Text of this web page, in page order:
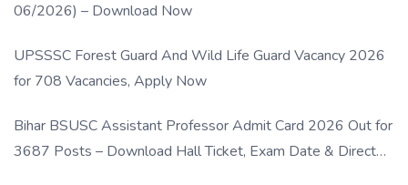
06/2026) – Download Now
UPSSSC Forest Guard And Wild Life Guard Vacancy 2026
for 708 Vacancies, Apply Now
Bihar BSUSC Assistant Professor Admit Card 2026 Out for
3687 Posts – Download Hall Ticket, Exam Date & Direct